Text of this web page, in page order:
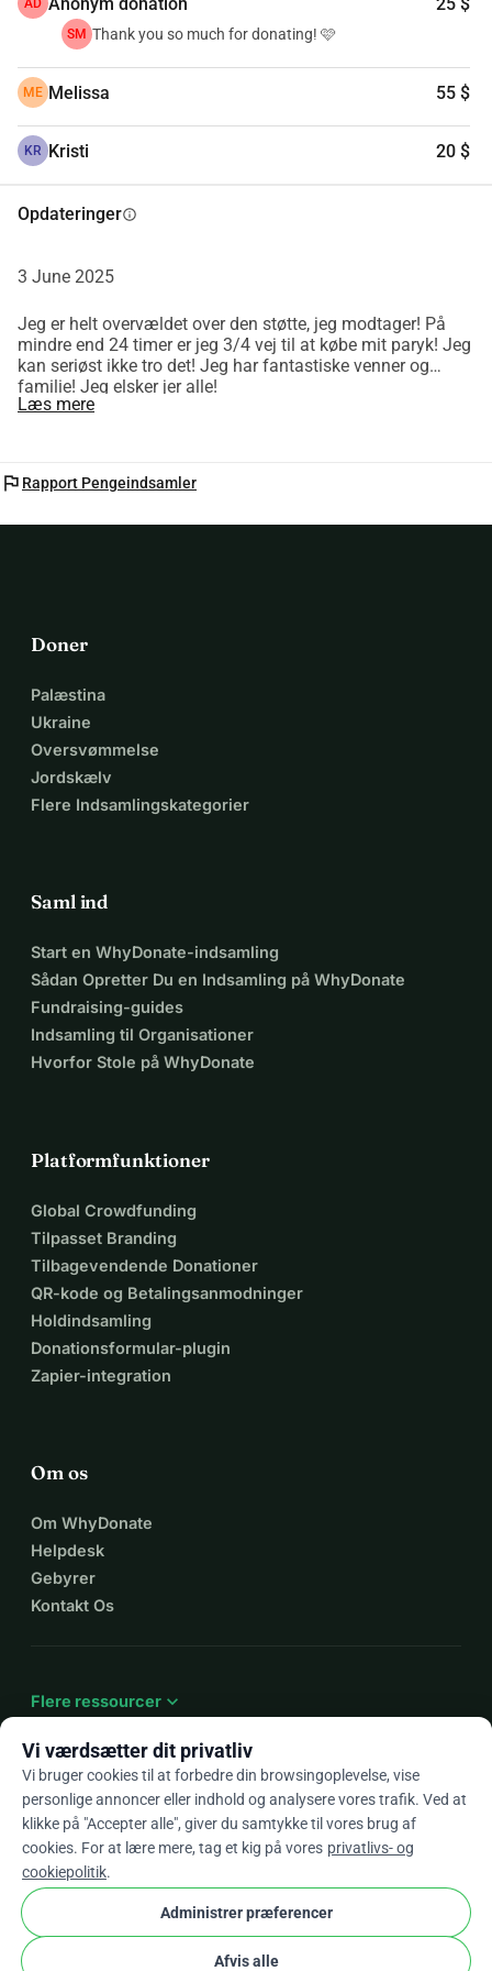
AD
SM Thank you so much for donating! 🩷
ME Melissa 55 $
KR Kristi 20 $
Opdateringerinfo
3 June 2025
Jeg er helt overvældet over den støtte, jeg modtager! På
mindre end 24 timer er jeg 3/4 vej til at købe mit paryk! Jeg
kan seriøst ikke tro det! Jeg har fantastiske venner og
familie! Jeg elsker jer alle!
Læs mere
flag Rapport Pengeindsamler
Doner
Palæstina
Ukraine
Oversvømmelse
Jordskælv
Flere Indsamlingskategorier
Saml ind
Start en WhyDonate-indsamling
Sådan Opretter Du en Indsamling på WhyDonate
Fundraising-guides
Indsamling til Organisationer
Hvorfor Stole på WhyDonate
Platformfunktioner
Global Crowdfunding
Tilpasset Branding
Tilbagevendende Donationer
QR-kode og Betalingsanmodninger
Holdindsamling
Donationsformular-plugin
Zapier-integration
Om os
Om WhyDonate
Helpdesk
Gebyrer
Kontakt Os
Flere ressourcer expand_more
Daarrow_drop_down
★★★★★4,9 / 5 baseret på 500+ anmeldelser
Privatliv og cookies
Vi værdsætter dit privatliv
Vi bruger cookies til at forbedre din browsingoplevelse, vise
personlige annoncer eller indhold og analysere vores trafik. Ved at
klikke på "Accepter alle", giver du samtykke til vores brug af
cookies. For at lære mere, tag et kig på vores privatlivs- og
cookiepolitik.
Administrer præferencer
Afvis alle